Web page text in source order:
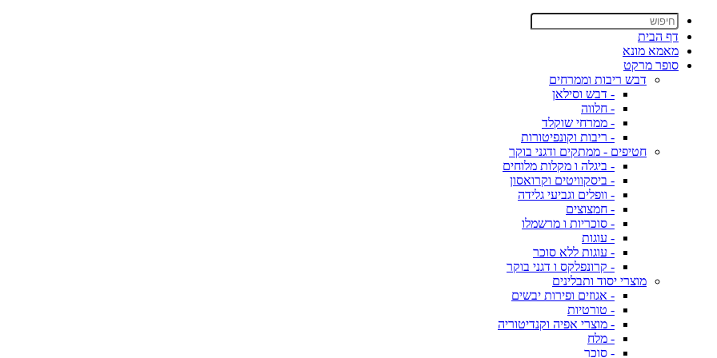
דף הבית
מאמא מונא
סופר מרקט
דבש ריבות וממרחים
- דבש וסילאן
- חלווה
- ממרחי שוקלד
- ריבות וקונפיטורות
חטיפים - ממתקים ודגני בוקר
- ביגלה ו מקלות מלוחים
- ביסקוויטים וקרואסון
- וופלים וגביעי גלידה
- חמצוצים
- סוכריות ו מרשמלו
- עוגות
- עוגות ללא סוכר
- קרונפלקס ו דגני בוקר
מוצרי יסוד ותבלינים
- אגוזים ופירות יבשים
- טורטיות
- מוצרי אפיה וקנדיטוריה
- מלח
- סוכר